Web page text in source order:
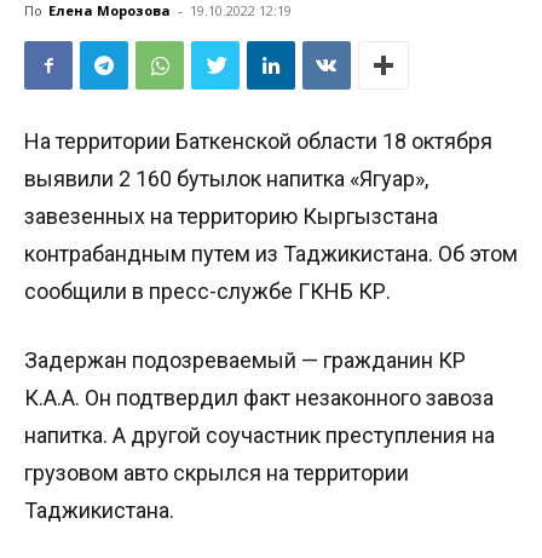
По Елена Морозова - 19.10.2022 12:19
На территории Баткенской области 18 октября
выявили 2 160 бутылок напитка «Ягуар»,
завезенных на территорию Кыргызстана
контрабандным путем из Таджикистана. Об этом
сообщили в пресс-службе ГКНБ КР.
Задержан подозреваемый — гражданин КР
К.А.А. Он подтвердил факт незаконного завоза
напитка. А другой соучастник преступления на
грузовом авто скрылся на территории
Таджикистана.